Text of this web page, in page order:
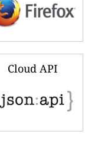
Cloud API